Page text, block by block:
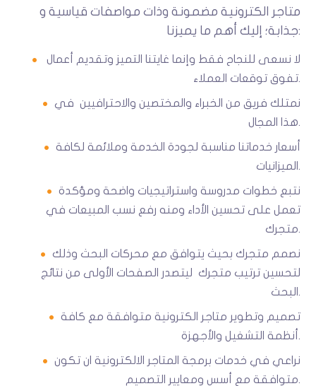
متاجر الكترونية مضمونة وذات مواصفات قياسية و
جذابة؛ إليك أهم ما يميزنا:
تفوق توقعات العملاء.
نمتلك فريق من الخبراء والمختصين والاحترافيين في
هذا المجال.
أسعار خدماتنا مناسبة لجودة الخدمة وملائمة لكافة
الميزانيات.
نتبع خطوات مدروسة واستراتيجيات واضحة ومؤكدة
تعمل على تحسين الأداء ومنه رفع نسب المبيعات في
متجرك.
نصمم متجرك بحيث يتوافق مع محركات البحث وذلك
لتحسين ترتيب متجرك ليتصدر الصفحات الأولى من نتائج
البحث.
تصميم وتطوير متاجر الكترونية متوافقة مع كافة
أنظمة التشغيل والأجهزة.
نراعي في خدمات برمجة المتاجر الالكترونية ان تكون
متوافقة مع أسس ومعايير التصميم.